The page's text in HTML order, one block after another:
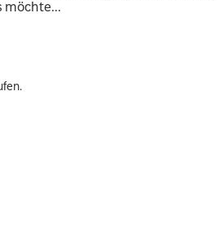
möchte...